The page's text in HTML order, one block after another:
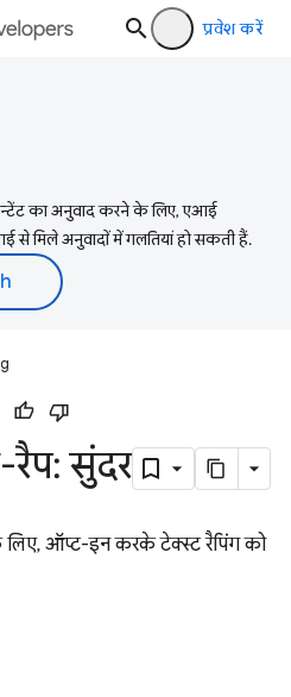
प्रवेश करें
का अनुवाद करने के लिए, एआई
से मिले अनुवादों में गलतियां हो सकती हैं.
सुंदर
ऑप्ट-इन करके टेक्स्ट रैपिंग को